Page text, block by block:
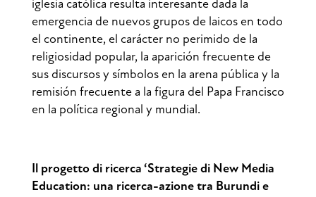
iglesia católica resulta interesante dada la
emergencia de nuevos grupos de laicos en todo
el continente, el carácter no perimido de la
religiosidad popular, la aparición frecuente de
sus discursos y símbolos en la arena pública y la
remisión frecuente a la figura del Papa Francisco
en la política regional y mundial.
Il progetto di ricerca ‘Strategie di New Media
Education: una ricerca-azione tra Burundi e